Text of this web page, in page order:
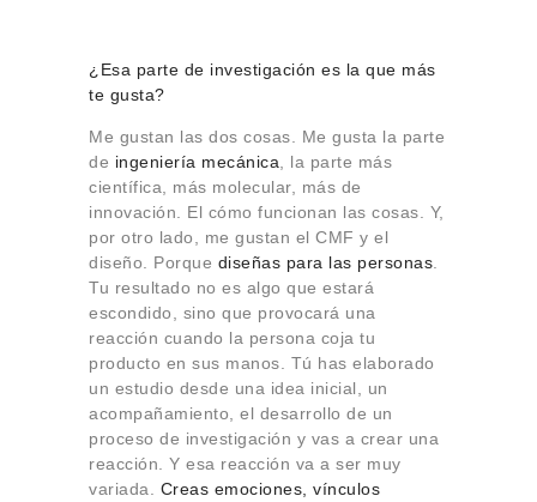
¿Esa parte de investigación es la que más
te gusta?
Me gustan las dos cosas. Me gusta la parte
de ingeniería mecánica , la parte más
científica, más molecular, más de
innovación. El cómo funcionan las cosas. Y,
por otro lado, me gustan el CMF y el
diseño. Porque diseñas para las personas
Tu resultado no es algo que estará
escondido, sino que provocará una
reacción cuando la persona coja tu
producto en sus manos. Tú has elaborado
un estudio desde una idea inicial, un
acompañamiento, el desarrollo de un
proceso de investigación y vas a crear una
reacción. Y esa reacción va a ser muy
variada. Creas emociones , vínculos